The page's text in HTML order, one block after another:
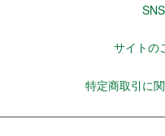
サイトの
特定商取引に